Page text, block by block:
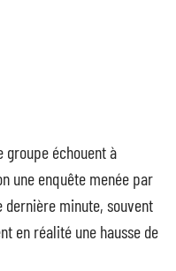
groupe échouent à
une enquête menée par
dernière minute, souvent
en réalité une hausse de